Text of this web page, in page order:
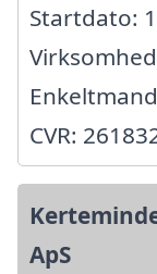
Startdato:
CVR:
ApS